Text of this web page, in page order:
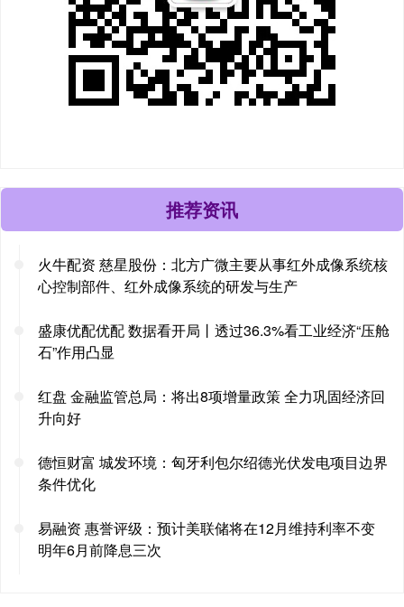
推荐资讯
火牛配资 慈星股份：北方广微主要从事红外成像系统核
心控制部件、红外成像系统的研发与生产
盛康优配优配 数据看开局丨透过36.3%看工业经济“压舱
石”作用凸显
红盘 金融监管总局：将出8项增量政策 全力巩固经济回
升向好
德恒财富 城发环境：匈牙利包尔绍德光伏发电项目边界
条件优化
易融资 惠誉评级：预计美联储将在12月维持利率不变
明年6月前降息三次